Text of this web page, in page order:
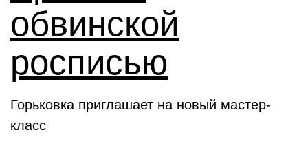
обвинской
росписью
Горьковка приглашает на новый мастер-
класс